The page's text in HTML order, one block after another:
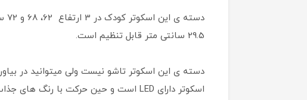
29.5 سانتی متر قابل تنظیم است.
دسته ی این اسکوتر تاشو نیست ولی میتوانید در
اسکوتر دارای LED است و حین حرکت با رنگ های جذاب روشن میشود.